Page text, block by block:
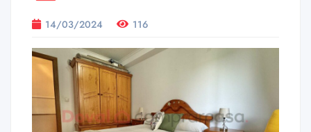
14/03/2024 116